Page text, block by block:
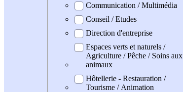
Communication / Multimédia
Conseil / Etudes
Direction d'entreprise
Espaces verts et naturels /
Agriculture / Pêche / Soins aux
animaux
Hôtellerie - Restauration /
Tourisme / Animation